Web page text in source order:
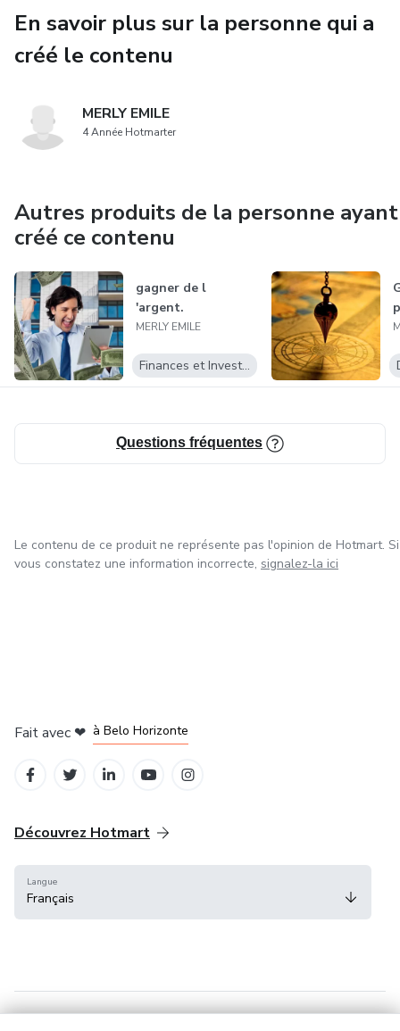
En savoir plus sur la personne qui a
créé le contenu
MERLY EMILE
4 Année Hotmarter
Autres produits de la personne ayant
créé ce contenu
gagner de l
'argent.
MERLY EMILE
Finances et Investissements
Questions fréquentes
Le contenu de ce produit ne représente pas l'opinion de Hotmart. Si
vous constatez une information incorrecte, signalez-la ici
Fait avec ❤ à Belo Horizonte
Découvrez Hotmart
Langue
Français